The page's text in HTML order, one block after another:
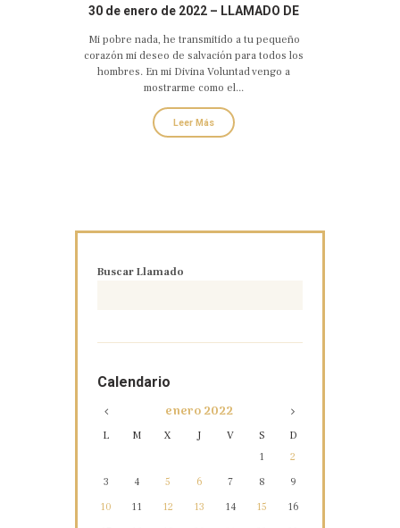
30 de enero de 2022 – LLAMADO DE
TIERNO Y MISERICORDIOSO
Mi pobre nada, he transmitido a tu pequeño
corazón mi deseo de salvación para todos los
hombres. En mi Divina Voluntad vengo a
mostrarme como el...
Leer Más
Buscar Llamado
Calendario
enero2022
L M X J V S
D
1
2
3
4 5 6 7 8
9
10
11 12 13 14 15
16